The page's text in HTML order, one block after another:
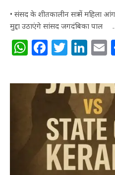
• संसद के शीतकालीन सत्र में महिला
मुद्दा उठाएंगे सांसद जगदंबिका पाल
W
h
at
s
p
F
a
c
e
o
o
k
T
w
itt
e
r
Li
n
k
e
dI
n
l